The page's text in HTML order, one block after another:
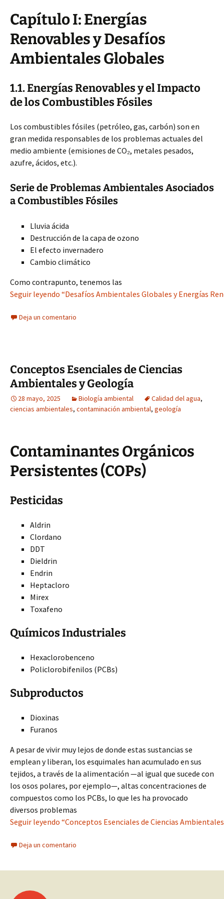
Capítulo I: Energías
Renovables y Desafíos
Ambientales Globales
1.1. Energías Renovables y el Impacto
de los Combustibles Fósiles
Los combustibles fósiles (petróleo, gas, carbón) son en
gran medida responsables de los problemas actuales del
medio ambiente (emisiones de CO₂, metales pesados,
azufre, ácidos, etc.).
Serie de Problemas Ambientales Asociados
a Combustibles Fósiles
Lluvia ácida
Destrucción de la capa de ozono
El efecto invernadero
Cambio climático
Como contrapunto, tenemos las
Seguir leyendo “Desafíos Ambientales Globales y Energías
Deja un comentario
Conceptos Esenciales de Ciencias
Ambientales y Geología
28 mayo, 2025 Biología ambiental Calidad del agua,
ciencias ambientales, contaminación ambiental, geología
Contaminantes Orgánicos
Persistentes (COPs)
Pesticidas
Aldrin
Clordano
DDT
Dieldrin
Endrin
Heptacloro
Mirex
Toxafeno
Químicos Industriales
Hexaclorobenceno
Policlorobifenilos (PCBs)
Subproductos
Dioxinas
Furanos
A pesar de vivir muy lejos de donde estas sustancias se
emplean y liberan, los esquimales han acumulado en sus
tejidos, a través de la alimentación —al igual que sucede con
los osos polares, por ejemplo—, altas concentraciones de
compuestos como los PCBs, lo que les ha provocado
diversos problemas
Seguir leyendo “Conceptos Esenciales de Ciencias
Deja un comentario